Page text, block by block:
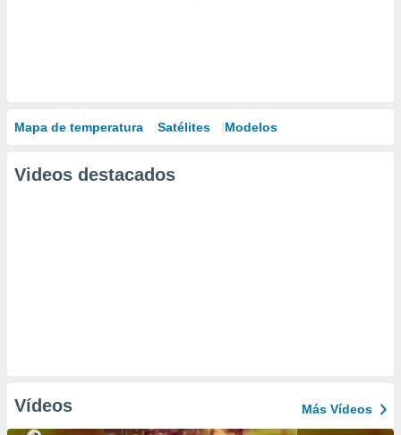
Mapa de temperatura Satélites Modelos
Videos destacados
Vídeos Más Vídeos